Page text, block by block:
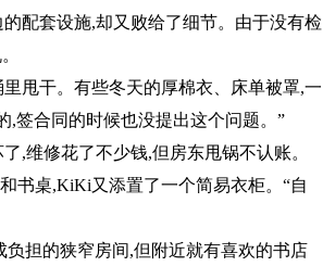
配套设施,却又败给了细节。由于没有检
甩干。有些冬天的厚棉衣、床单被罩,一
,签合同的时候也没提出这个问题。”
,维修花了不少钱,但房东甩锅不认账。
书桌,KiKi又添置了一个简易衣柜。“自
担的狭窄房间,但附近就有喜欢的书店